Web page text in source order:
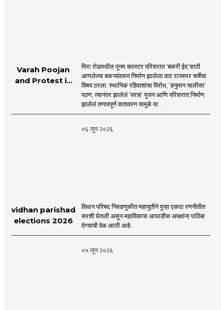
Varah Poojan
and Protest in
Mira Road
मिरा रोडमधील पूनम क्लस्टर परिसरात ‘बकरी ईद’साठी
आणलेल्या बकऱ्यांवरून निर्माण झालेला वाद राज्यभर चर्चेचा
विषय ठरला. स्थानिक रहिवाशांचा विरोध, ‘हनुमान चालीसा’
पठण, त्यानंतर झालेलं ‘वराह’ पूजन आणि परिसरात निर्माण
झालेलं तणावपूर्ण वातावरण यामुळे या ..
०६ जून २०२६
vidhan parishad
elections 2026
विधान परिषद निवडणुकीत महायुतीने पुन्हा एकदा रणनीतीत
सरशी घेतली असून महाविकास आघाडीस अपक्षांना पाठिंबा
देण्याची वेळ आली आहे..
०५ जून २०२६